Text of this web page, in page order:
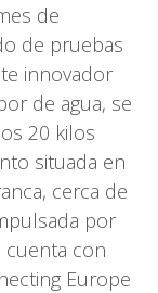
de
de pruebas
innovador
de agua, se
20 kilos
situada en
cerca de
por
cuenta con
Europe